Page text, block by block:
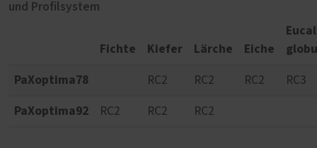
und Profilsystem
Fichte Kiefer Lärche Eiche
PaXoptima78
RC2 RC2 RC2 RC3
PaXoptima92 RC2 RC2 RC2